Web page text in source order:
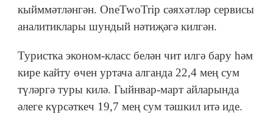
кыйммәтләнгән. OneTwoTrip сәяхәтләр сервисы
аналитиклары шундый нәтиҗәгә килгән.
Туристка эконом-класс белән чит илгә бару һәм
кире кайту өчен уртача алганда 22,4 мең сум
түләргә туры килә. Гыйнвар-март айларында
әлеге күрсәткеч 19,7 мең сум тәшкил итә иде.